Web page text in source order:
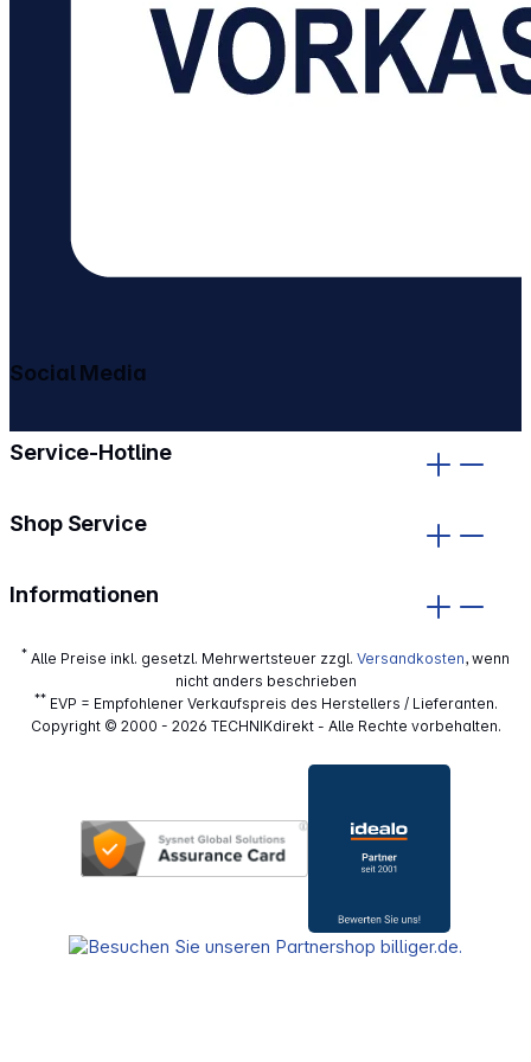
Service-Hotline
Shop Service
Informationen
Social Media
* Alle Preise inkl. gesetzl. Mehrwertsteuer zzgl. Versandkosten, wenn
nicht anders beschrieben
**EVP = Empfohlener Verkaufspreis des Herstellers / Lieferanten.
Copyright © 2000 - 2026 TECHNIKdirekt - Alle Rechte vorbehalten.